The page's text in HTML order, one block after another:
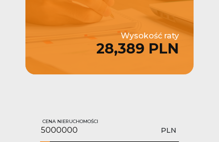
Wysokość raty
28,389 PLN
CENA NIERUCHOMOŚCI
PLN